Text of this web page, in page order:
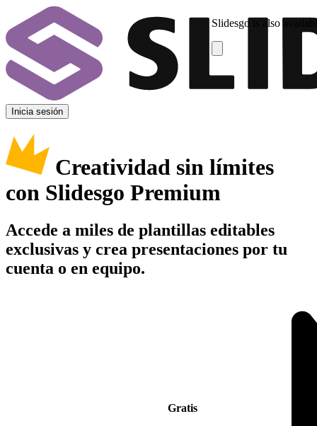
Slidesgo is also
Inicia sesión
Creatividad sin límites
con Slidesgo Premium
Accede a miles de plantillas editables
exclusivas y crea presentaciones por tu
cuenta o en equipo.
Gratis